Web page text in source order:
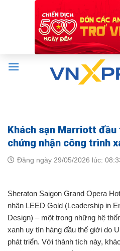
Khách sạn Marriott
chứng nhận công trình
Đăng ngày 29/05/2026 lúc:
Sheraton Saigon Grand Opera
nhận LEED Gold (Leadership in
Design) – một trong những hệ
xanh uy tín hàng đầu thế giới do
phát triển. Với thành tích này,